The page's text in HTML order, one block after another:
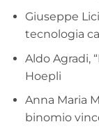
Giuseppe
tecnologia
Aldo Agradi,
Hoepli
Anna Maria
binomio